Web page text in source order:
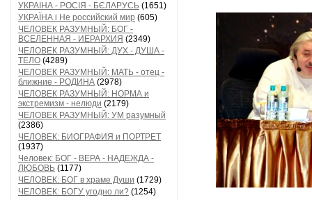
УКРАІНА - РОСІЯ - БЄЛАРУСЬ (1651)
УКРАЇНА і Не российский мир (605)
ЧЕЛОВЕК РАЗУМНЫЙ: БОГ -
ВСЕЛЕННАЯ - ИЕРАРХИЯ (2349)
ЧЕЛОВЕК РАЗУМНЫЙ: ДУХ - ДУША -
ТЕЛО (4289)
ЧЕЛОВЕК РАЗУМНЫЙ: МАТЬ - отец -
ближние - РОДИНА (2978)
ЧЕЛОВЕК РАЗУМНЫЙ: НОРМА и
экстремизм - нелюди (2179)
ЧЕЛОВЕК РАЗУМНЫЙ: УМ разумный
(2386)
ЧЕЛОВЕК: БИОГРАФИЯ и ПОРТРЕТ
(1937)
Человек: БОГ - ВЕРА - НАДЕЖДА -
ЛЮБОВЬ (1177)
ЧЕЛОВЕК: БОГ в храме Души (1729)
ЧЕЛОВЕК: БОГУ угодно ли? (1254)